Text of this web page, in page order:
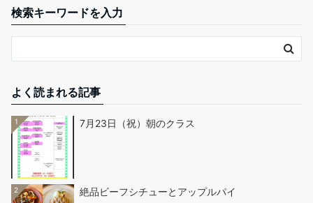
検索キーワードを入力
よく読まれる記事
1 7月23日（祝）朝のクラス
2 絶品ビーフシチューとアップルパイ